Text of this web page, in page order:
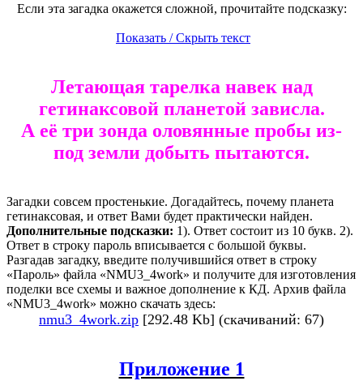
Если эта загадка окажется сложной, прочитайте подсказку:
Показать / Скрыть текст
Летающая тарелка навек над
гетинаксовой планетой зависла.
А её три зонда оловянные пробы из-
под земли добыть пытаются.
Загадки совсем простенькие. Догадайтесь, почему планета
гетинаксовая, и ответ Вами будет практически найден.
Дополнительные подсказки: 1). Ответ состоит из 10 букв. 2).
Ответ в строку пароль вписывается с большой буквы.
Разгадав загадку, введите получившийся ответ в строку
«Пароль» файла «NMU3_4work» и получите для изготовления
поделки все схемы и важное дополнение к КД. Архив файла
«NMU3_4work» можно скачать здесь:
nmu3_4work.zip [292.48 Kb] (скачиваний: 67)
Приложение 1